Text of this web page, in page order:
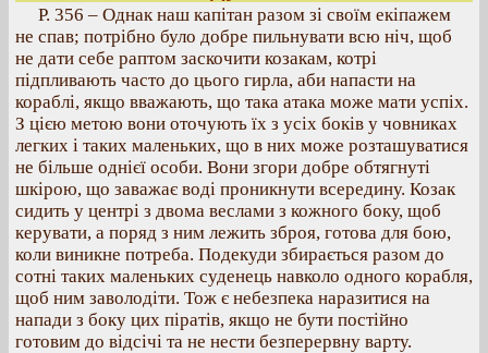
Р. 356 – Однак наш капітан разом зі своїм екіпажем
не спав; потрібно було добре пильнувати всю ніч, щоб
не дати себе раптом заскочити козакам, котрі
підпливають часто до цього гирла, аби напасти на
кораблі, якщо вважають, що така атака може мати успіх.
З цією метою вони оточують їх з усіх боків у човниках
легких і таких маленьких, що в них може розташуватися
не більше однієї особи. Вони згори добре обтягнуті
шкірою, що заважає воді проникнути всередину. Козак
сидить у центрі з двома веслами з кожного боку, щоб
керувати, а поряд з ним лежить зброя, готова для бою,
коли виникне потреба. Подекуди збирається разом до
сотні таких маленьких суденець навколо одного корабля,
щоб ним заволодіти. Тож є небезпека наразитися на
напади з боку цих піратів, якщо не бути постійно
готовим до відсічі та не нести безперервну варту.